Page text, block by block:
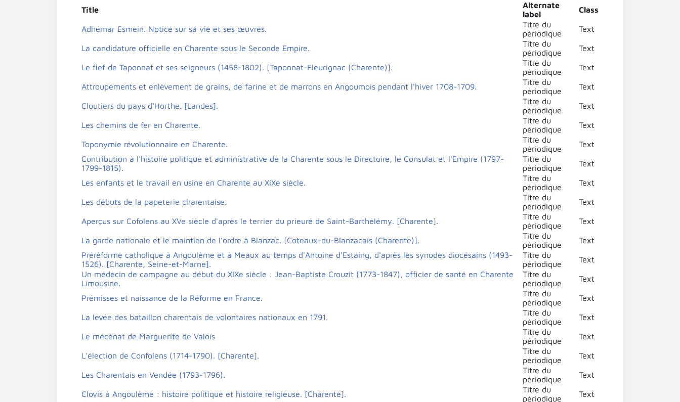
Title
Alternate
label
Class
Adhémar Esmein. Notice sur sa vie et ses œuvres.
Titre du
périodique
Text
La candidature officielle en Charente sous le Seconde Empire.
Titre du
périodique
Text
Le fief de Taponnat et ses seigneurs (1458-1802). [Taponnat-Fleurignac (Charente)].
Titre du
périodique
Text
Attroupements et enlèvement de grains, de farine et de marrons en Angoumois pendant l'hiver 1708-1709.
Titre du
périodique
Text
Cloutiers du pays d'Horthe. [Landes].
Titre du
périodique
Text
Les chemins de fer en Charente.
Titre du
périodique
Text
Toponymie révolutionnaire en Charente.
Titre du
périodique
Text
Contribution à l'histoire politique et administrative de la Charente sous le Directoire, le Consulat et l'Empire (1797-
1799-1815).
Titre du
périodique
Text
Les enfants et le travail en usine en Charente au XIXe siècle.
Titre du
périodique
Text
Les débuts de la papeterie charentaise.
Titre du
périodique
Text
Aperçus sur Cofolens au XVe siècle d'après le terrier du prieuré de Saint-Barthélémy. [Charente].
Titre du
périodique
Text
La garde nationale et le maintien de l'ordre à Blanzac. [Coteaux-du-Blanzacais (Charente)].
Titre du
périodique
Text
Préréforme catholique à Angoulème et à Meaux au temps d'Antoine d'Estaing, d'après les synodes diocésains (1493-
1526). [Charente, Seine-et-Marne].
Titre du
périodique
Text
Un médecin de campagne au début du XIXe siècle : Jean-Baptiste Crouzit (1773-1847), officier de santé en Charente
Limousine.
Titre du
périodique
Text
Prémisses et naissance de la Réforme en France.
Titre du
périodique
Text
La levée des bataillon charentais de volontaires nationaux en 1791.
Titre du
périodique
Text
Le mécénat de Marguerite de Valois
Titre du
périodique
Text
L'élection de Confolens (1714-1790). [Charente].
Titre du
périodique
Text
Les Charentais en Vendée (1793-1796).
Titre du
périodique
Text
Clovis à Angoulème : histoire politique et histoire religieuse. [Charente].
Titre du
périodique
Text